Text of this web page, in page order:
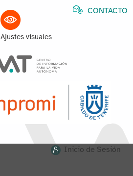
Ajustes visuales
CONTACTO
Inicio de Sesión